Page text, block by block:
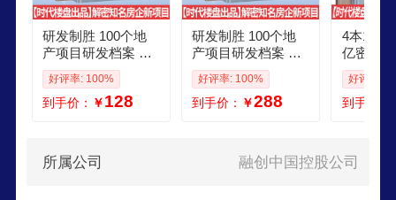
研发制胜 100个地
产项目研发档案 时
代楼盘出品 万科融
创保利龙湖等知名
房地产公司新项目
好评率: 100%
到手价： ￥128
研发制胜 100个地
产项目研发档案 时
代楼盘出品 万科融
创保利龙湖等知名
房地产公司新项目
好评率: 100%
到手价： ￥288
4本1套
亿密档
品 万科
辉龙湖
房地产
好评率:
到手价：
所属公司 融创中国控股公司